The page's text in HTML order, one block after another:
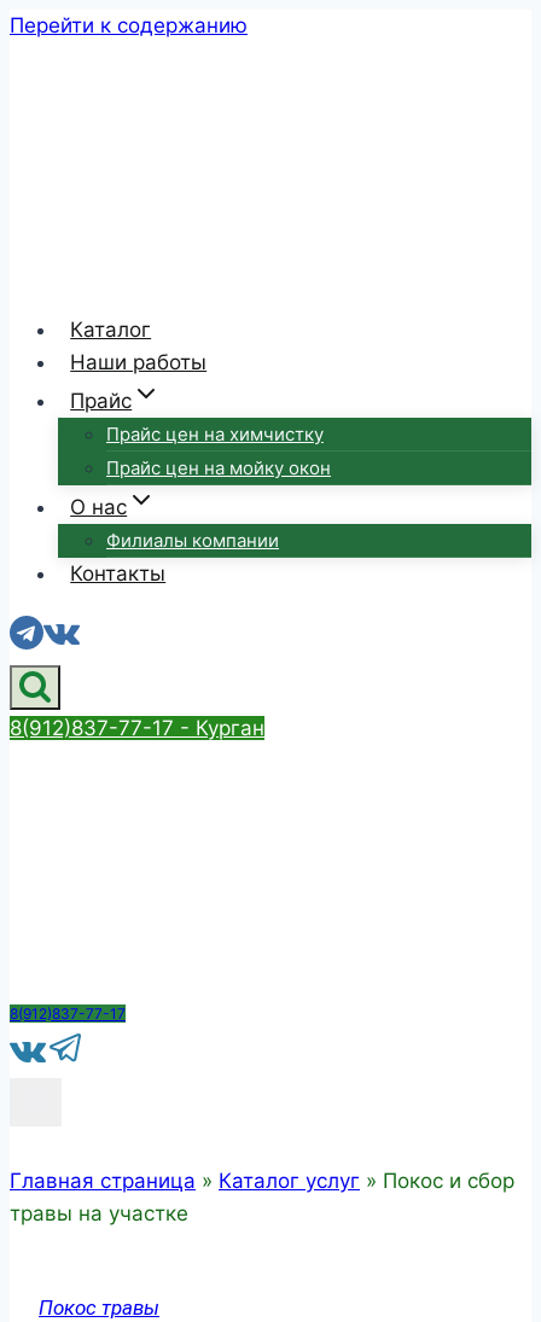
Перейти к содержанию
Каталог
Наши работы
Прайс
Прайс цен на химчистку
Прайс цен на мойку окон
О нас
Филиалы компании
Контакты
8(912)837-77-17 - Курган
8(912)837-77-17
Главная страница » Каталог услуг » Покос и сбор
травы на участке
Покос травы